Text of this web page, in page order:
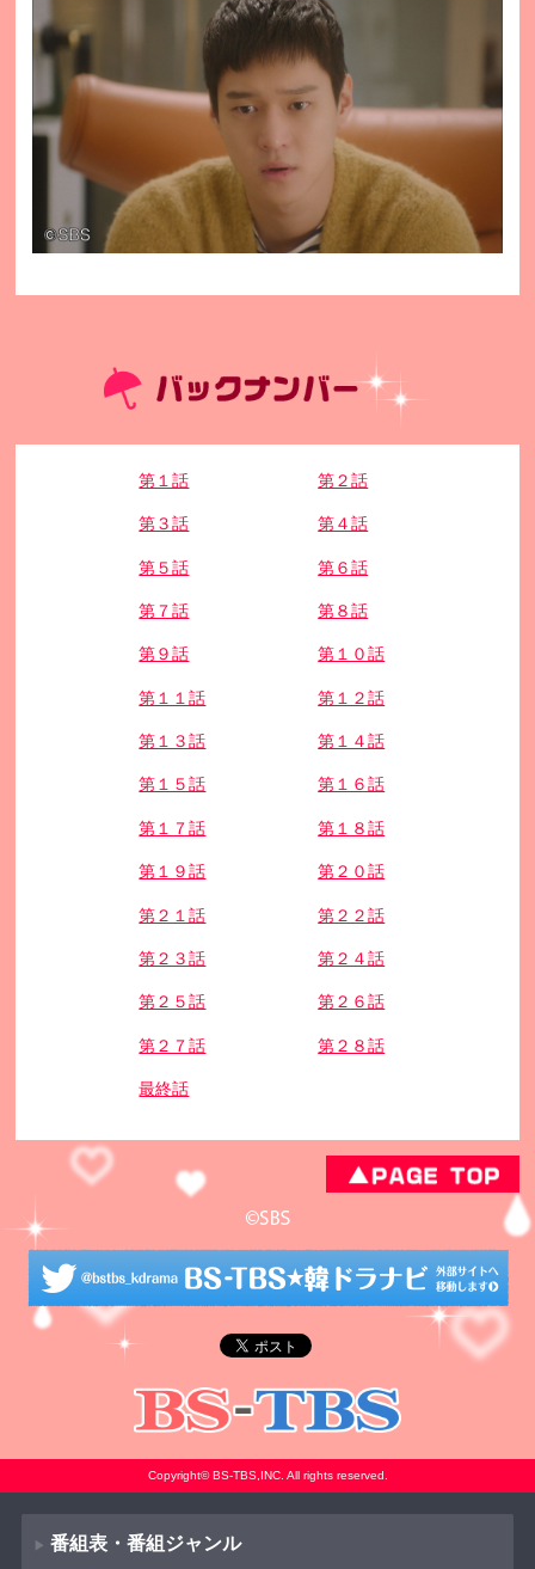
第１話 第２話
第３話 第４話
第５話 第６話
第７話 第８話
第９話 第１０話
第１１話 第１２話
第１３話 第１４話
第１５話 第１６話
第１７話 第１８話
第１９話 第２０話
第２１話 第２２話
第２３話 第２４話
第２５話 第２６話
第２７話 第２８話
最終話
Copyright© BS-TBS,INC. All rights reserved.
番組表・番組ジャンル